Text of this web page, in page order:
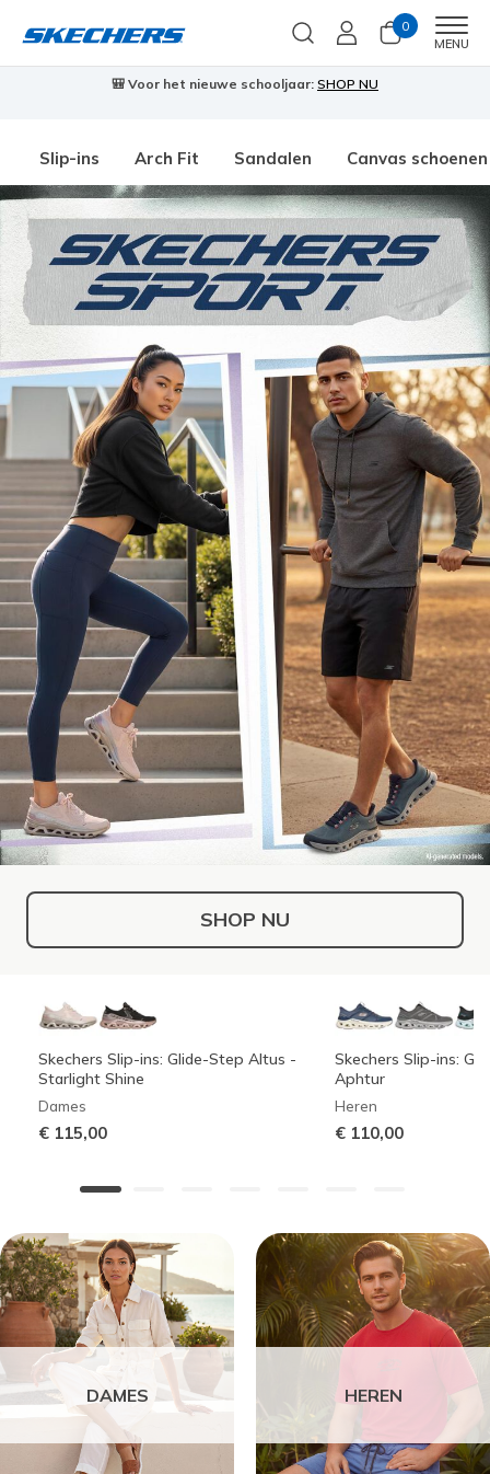
0
MENU
🎒 Voor het nieuwe schooljaar: SHOP NU
Slip-ins Arch Fit Sandalen Canvas schoenen
SHOP NU
Skechers Slip-ins: Glide-Step Altus -
Starlight Shine
Dames
€ 115,00
Skechers Slip-ins:
Aphtur
Heren
€ 110,00
DAMES HEREN